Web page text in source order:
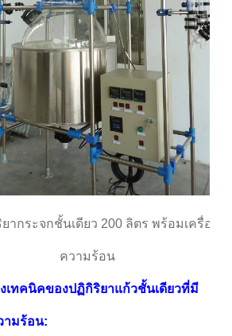
ากระจกชั้นเดียว 200 ลิตร พร้อมเครื่องทํ
ความร้อน
เทคนิคของปฏิกิริยาแก้วชั้นเดียวที่มี
ามร้อน: